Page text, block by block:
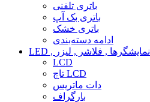
باتری تلفنی
باتری بک آپ
باتری خشک
ادامه دسته‌بندی
LED , نمایشگرها , فلاشر , لیزر
LCD
تاچ LCD
دات ماتریس
بارگراف